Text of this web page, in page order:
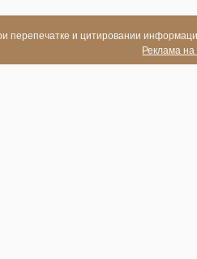
перепечатке и цитировании
Реклама на